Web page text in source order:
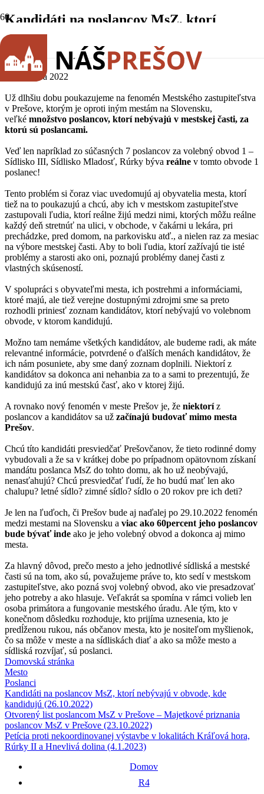
Kandidáti na poslancov MsZ, ktorí
nebývajú v obvode, kde kandidujú
(26.10.2022)
26. októbra 2022
Už dlhšiu dobu poukazujeme na fenomén Mestského zastupiteľstva
v Prešove, ktorým je oproti iným mestám na Slovensku,
veľké množstvo poslancov, ktorí nebývajú v mestskej časti, za
ktorú sú poslancami.
Veď len napríklad zo súčasných 7 poslancov za volebný obvod 1 –
Sídlisko III, Sídlisko Mladosť, Rúrky býva reálne v tomto obvode 1
poslanec!
Tento problém si čoraz viac uvedomujú aj obyvatelia mesta, ktorí
tiež na to poukazujú a chcú, aby ich v mestskom zastupiteľstve
zastupovali ľudia, ktorí reálne žijú medzi nimi, ktorých môžu reálne
každý deň stretnúť na ulici, v obchode, v čakárni u lekára, pri
prechádzke, pred domom, na parkovisku atď., a nielen raz za mesiac
na výbore mestskej časti. Aby to boli ľudia, ktorí zažívajú tie isté
problémy a starosti ako oni, poznajú problémy danej časti z
vlastných skúseností.
V spolupráci s obyvateľmi mesta, ich postrehmi a informáciami,
ktoré majú, ale tiež verejne dostupnými zdrojmi sme sa preto
rozhodli priniesť zoznam kandidátov, ktorí nebývajú vo volebnom
obvode, v ktorom kandidujú.
Možno tam nemáme všetkých kandidátov, ale budeme radi, ak máte
relevantné informácie, potvrdené o ďalších menách kandidátov, že
ich nám posuniete, aby sme daný zoznam doplnili. Niektorí z
kandidátov sa dokonca ani nehanbia za to a sami to prezentujú, že
kandidujú za inú mestskú časť, ako v ktorej žijú.
A rovnako nový fenomén v meste Prešov je, že niektoríz
poslancov a kandidátov sa už začínajú budovať mimo mesta
Prešov.
Chcú títo kandidáti presviedčať Prešovčanov, že tieto rodinné domy
vybudovali a že sa v krátkej dobe po prípadnom opätovnom získaní
mandátu poslanca MsZ do tohto domu, ak ho už neobývajú,
nenasťahujú? Chcú presviedčať ľudí, že ho budú mať len ako
chalupu? letné sídlo? zimné sídlo? sídlo o 20 rokov pre ich deti?
Je len na ľuďoch, či Prešov bude aj naďalej po 29.10.2022 fenomén
medzi mestami na Slovensku a viac ako 60percent jeho poslancov
bude bývať inde ako je jeho volebný obvod a dokonca aj mimo
mesta.
Za hlavný dôvod, prečo mesto a jeho jednotlivé sídliská a mestské
časti sú na tom, ako sú, považujeme práve to, kto sedí v mestskom
zastupiteľstve, ako pozná svoj volebný obvod, ako vie presadzovať
jeho potreby a ako hlasuje. Veľakrát sa spomína v rámci volieb len
osoba primátora a fungovanie mestského úradu. Ale tým, kto v
konečnom dôsledku rozhoduje, kto prijíma uznesenia, kto je
predĺženou rukou, nás občanov mesta, kto je nositeľom myšlienok,
čo sa môže v meste a na sídliskách diať a ako sa môže mesto a
sídliská rozvíjať, sú poslanci.
Domovská stránka
Mesto
Poslanci
Kandidáti na poslancov MsZ, ktorí nebývajú v obvode, kde
kandidujú (26.10.2022)
Otvorený list poslancom MsZ v Prešove – Majetkové priznania
poslancov MsZ v Prešove (23.10.2022)
Petícia proti nekoordinovanej výstavbe v lokalitách Kráľová hora,
Rúrky II a Hnevlivá dolina (4.1.2023)
Domov
R4